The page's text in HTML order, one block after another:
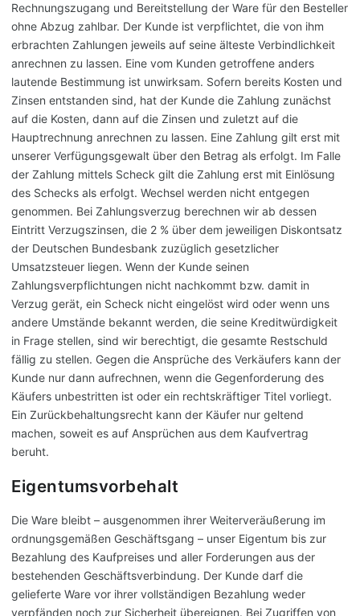
Rechnungszugang und Bereitstellung der Ware für den Besteller
ohne Abzug zahlbar. Der Kunde ist verpflichtet, die von ihm
erbrachten Zahlungen jeweils auf seine älteste Verbindlichkeit
anrechnen zu lassen. Eine vom Kunden getroffene anders
lautende Bestimmung ist unwirksam. Sofern bereits Kosten und
Zinsen entstanden sind, hat der Kunde die Zahlung zunächst
auf die Kosten, dann auf die Zinsen und zuletzt auf die
Hauptrechnung anrechnen zu lassen. Eine Zahlung gilt erst mit
unserer Verfügungsgewalt über den Betrag als erfolgt. Im Falle
der Zahlung mittels Scheck gilt die Zahlung erst mit Einlösung
des Schecks als erfolgt. Wechsel werden nicht entgegen
genommen. Bei Zahlungsverzug berechnen wir ab dessen
Eintritt Verzugszinsen, die 2 % über dem jeweiligen Diskontsatz
der Deutschen Bundesbank zuzüglich gesetzlicher
Umsatzsteuer liegen. Wenn der Kunde seinen
Zahlungsverpflichtungen nicht nachkommt bzw. damit in
Verzug gerät, ein Scheck nicht eingelöst wird oder wenn uns
andere Umstände bekannt werden, die seine Kreditwürdigkeit
in Frage stellen, sind wir berechtigt, die gesamte Restschuld
fällig zu stellen. Gegen die Ansprüche des Verkäufers kann der
Kunde nur dann aufrechnen, wenn die Gegenforderung des
Käufers unbestritten ist oder ein rechtskräftiger Titel vorliegt.
Ein Zurückbehaltungsrecht kann der Käufer nur geltend
machen, soweit es auf Ansprüchen aus dem Kaufvertrag
beruht.
Eigentumsvorbehalt
Die Ware bleibt – ausgenommen ihrer Weiterveräußerung im
ordnungsgemäßen Geschäftsgang – unser Eigentum bis zur
Bezahlung des Kaufpreises und aller Forderungen aus der
bestehenden Geschäftsverbindung. Der Kunde darf die
gelieferte Ware vor ihrer vollständigen Bezahlung weder
verpfänden noch zur Sicherheit übereignen. Bei Zugriffen von